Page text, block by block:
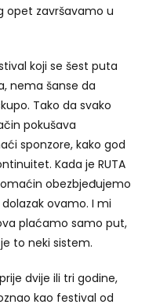
opet završavamo u
koji se šest puta
nema šanse da
Tako da svako
pokušava
sponzore, kako god
Kada je RUTA
obezbjeđujemo
ovamo. I mi
plaćamo samo put,
to neki sistem.
dvije ili tri godine,
kao festival od